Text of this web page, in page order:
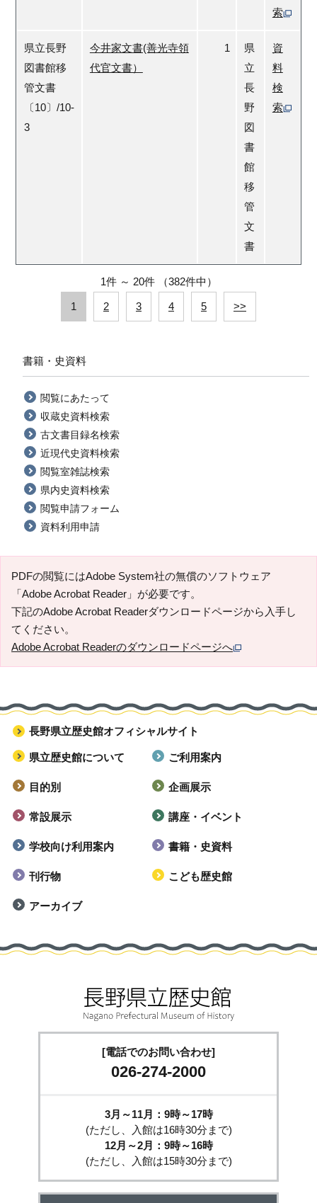
索
県立長野
図書館移
管文書
〔10〕/10-
3
今井家文書(善光寺領
代官文書）
1
県
立
長
野
図
書
館
移
管
文
書
資
料
検
索
1件 ～ 20件 （382件中）
1 2 3 4 5 >>
書籍・史資料
閲覧にあたって
収蔵史資料検索
古文書目録名検索
近現代史資料検索
閲覧室雑誌検索
県内史資料検索
閲覧申請フォーム
資料利用申請
PDFの閲覧にはAdobe System社の無償のソフトウェア
「Adobe Acrobat Reader」が必要です。
下記のAdobe Acrobat Readerダウンロードページから入手し
てください。
Adobe Acrobat Readerのダウンロードページへ
長野県立歴史館オフィシャルサイト
県立歴史館について ご利用案内
目的別 企画展示
常設展示 講座・イベント
学校向け利用案内 書籍・史資料
刊行物 こども歴史館
アーカイブ
[電話でのお問い合わせ]
026-274-2000
3月～11月：9時～17時
(ただし、入館は16時30分まで)
12月～2月：9時～16時
(ただし、入館は15時30分まで)